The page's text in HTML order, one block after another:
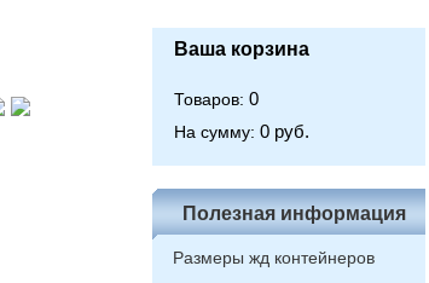
Ваша корзина
Товаров: 0
На сумму: 0 руб.
Полезная информация
Размеры жд контейнеров